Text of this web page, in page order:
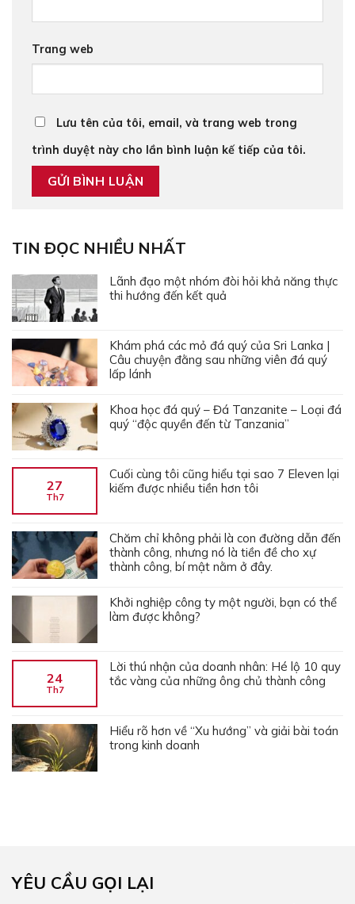
Trang web
Lưu tên của tôi, email, và trang web trong
trình duyệt này cho lần bình luận kế tiếp của tôi.
TIN ĐỌC NHIỀU NHẤT
Lãnh đạo một nhóm đòi hỏi khả năng thực
thi hướng đến kết quả
Khám phá các mỏ đá quý của Sri Lanka |
Câu chuyện đằng sau những viên đá quý
lấp lánh
Khoa học đá quý – Đá Tanzanite – Loại đá
quý “độc quyền đến từ Tanzania”
27
Th7
Cuối cùng tôi cũng hiểu tại sao 7 Eleven lại
kiếm được nhiều tiền hơn tôi
Chăm chỉ không phải là con đường dẫn đến
thành công, nhưng nó là tiền đề cho xự
thành công, bí mật nằm ở đây.
Khởi nghiệp công ty một người, bạn có thể
làm được không?
24
Th7
Lời thú nhận của doanh nhân: Hé lộ 10 quy
tắc vàng của những ông chủ thành công
Hiểu rõ hơn về “Xu hướng” và giải bài toán
trong kinh doanh
YÊU CẦU GỌI LẠI